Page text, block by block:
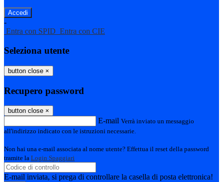
-
Entra con SPID Entra con CIE
Seleziona utente
button close ×
Recupero password
button close ×
E-mail Verrà inviato un messaggio
all'indirizzo indicato con le istruzioni necessarie.
Non hai una e-mail associata al nome utente? Effettua il reset della password
tramite la Login Spaggiari
E-mail inviata, si prega di controllare la casella di posta elettronica!